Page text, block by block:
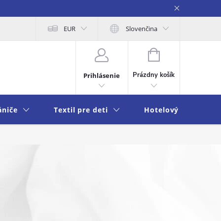
osobných údajov Moja objednávka
EUR Slovenčina
Prihlásenie
NÁKUPNÝ
KOŠÍK
Prázdny košík
Textil pre deti Hotelový textil